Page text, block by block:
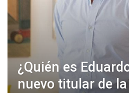
¿Quién es
nuevo titular de